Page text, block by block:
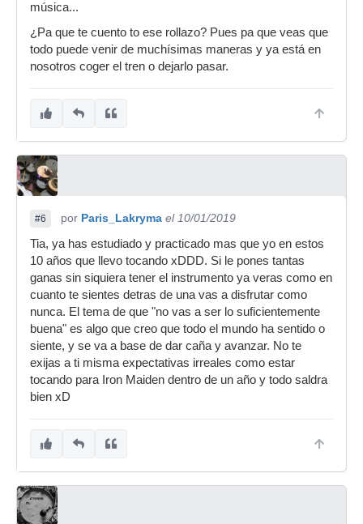
música...
¿Pa que te cuento to ese rollazo? Pues pa que veas que
todo puede venir de muchísimas maneras y ya está en
nosotros coger el tren o dejarlo pasar.
#6 por Paris_Lakryma el 10/01/2019
Tia, ya has estudiado y practicado mas que yo en estos
10 años que llevo tocando xDDD. Si le pones tantas
ganas sin siquiera tener el instrumento ya veras como en
cuanto te sientes detras de una vas a disfrutar como
nunca. El tema de que "no vas a ser lo suficientemente
buena" es algo que creo que todo el mundo ha sentido o
siente, y se va a base de dar caña y avanzar. No te
exijas a ti misma expectativas irreales como estar
tocando para Iron Maiden dentro de un año y todo saldra
bien xD